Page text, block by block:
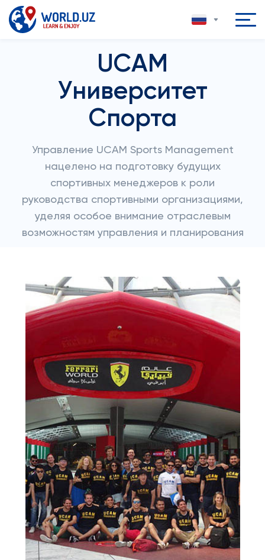
UCAM
Университет
Спорта
Управление UCAM Sports Management
нацелено на подготовку будущих
спортивных менеджеров к роли
руководства спортивными организациями,
уделяя особое внимание отраслевым
возможностям управления и планирования